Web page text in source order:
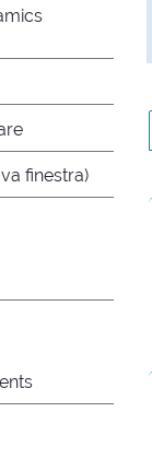
finestra)